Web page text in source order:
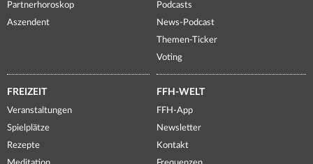
Partnerhoroskop
Aszendent
Podcasts
News-Podcast
Themen-Ticker
Voting
FREIZEIT
Veranstaltungen
Spielplätze
Rezepte
FFH-WELT
FFH-App
Newsletter
Kontakt